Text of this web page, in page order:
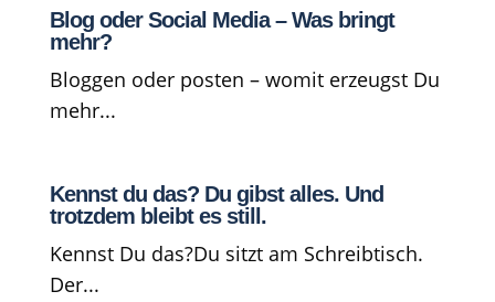
Blog oder Social Media – Was bringt
mehr?
Bloggen oder posten – womit erzeugst Du
mehr...
Kennst du das? Du gibst alles. Und
trotzdem bleibt es still.
Kennst Du das?Du sitzt am Schreibtisch.
Der...